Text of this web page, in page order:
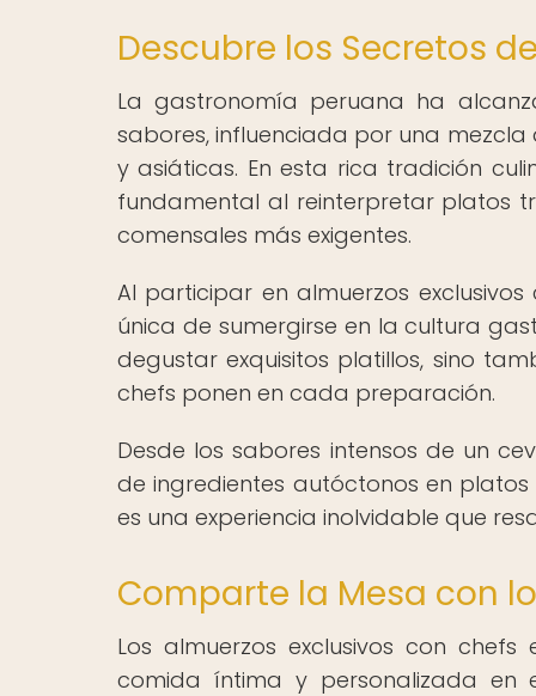
Descubre los Secretos
La gastronomía peruana ha
sabores, influenciada por una
y asiáticas. En esta rica tradición
fundamental al reinterpretar platos
comensales más exigentes.
Al participar en almuerzos
única de sumergirse en la cultura
degustar exquisitos platillos, sino
chefs ponen en cada preparación.
Desde los sabores intensos de un
de ingredientes autóctonos en
es una experiencia inolvidable que
Comparte la Mesa con
Los almuerzos exclusivos con
comida íntima y personalizada en